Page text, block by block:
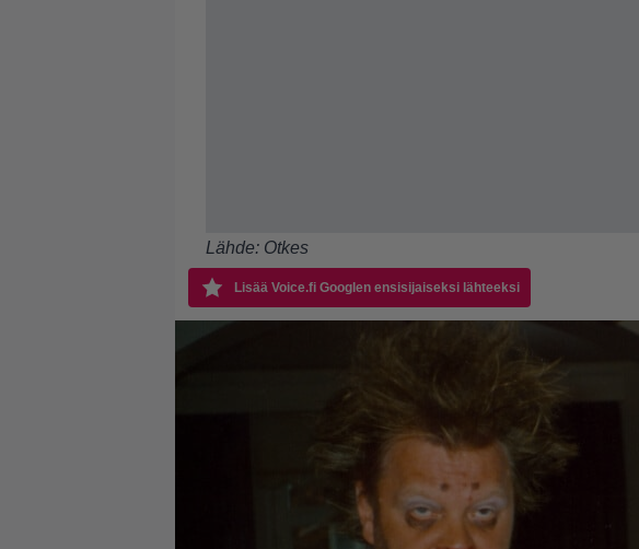
Lähde: Otkes
Lisää Voice.fi Googlen ensisijaiseksi lähteeksi